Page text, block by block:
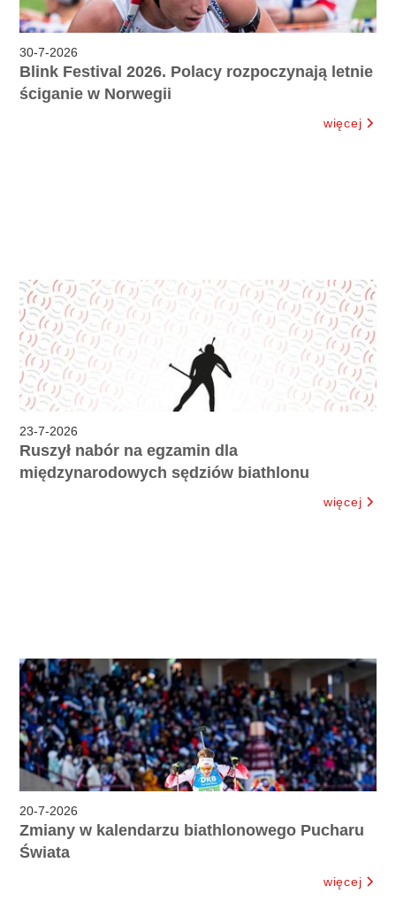
30-7-2026
Blink Festival 2026. Polacy rozpoczynają letnie
ściganie w Norwegii
więcej
23-7-2026
Ruszył nabór na egzamin dla
międzynarodowych sędziów biathlonu
więcej
20-7-2026
Zmiany w kalendarzu biathlonowego Pucharu
Świata
więcej